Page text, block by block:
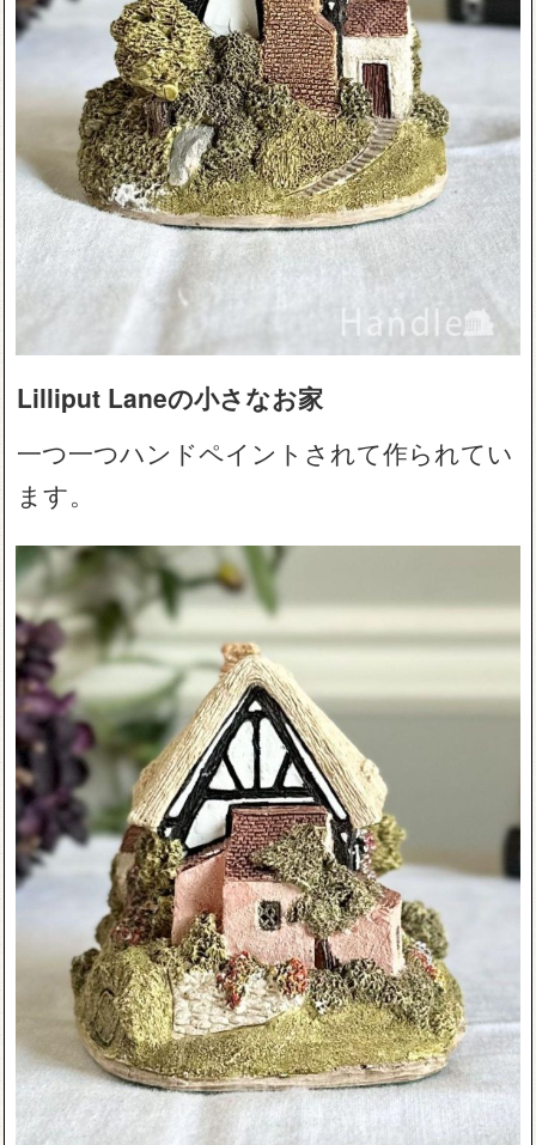
Lilliput Laneの小さなお家
一つ一つハンドペイントされて作られてい
ます。